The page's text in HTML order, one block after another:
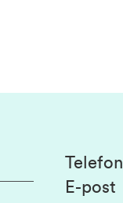
Telefon
E-post